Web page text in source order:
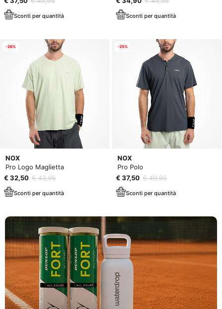
Sconti per quantità Sconti per quantità
NOX
Pro Logo Maglietta
€ 32,50 € 43,95
Sconti per quantità
-26%
NOX
Pro Polo
€ 37,50 € 49,95
Sconti per quantità
-25%